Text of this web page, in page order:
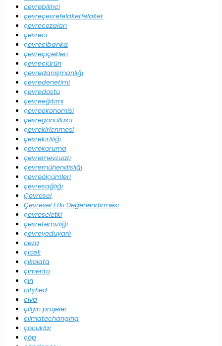
cevrebilinci
çevreçevrefelaketfelaket
çevrecezaları
çevreci
çevrecibanka
çevreçiçekleri
çevreciürün
çevredanışmanlığı
çevredenetimi
çevredostu
çevreeğitimi
çevreekonomisi
çevregönüllüsü
çevrekirlenmesi
çevrekirliliği
çevrekoruma
çevremevzuatı
çevremühendisliği
çevreölçümleri
çevresağlığı
Çevresel
Çevresel Etki Değerlendirmesi
çevreseletki
çevretemizliği
çevreyeduyarlı
ceza
çiçek
çikolata
çimento
çin
cityfied
civa
çılgın projeler
climatechanging
çocuklar
çöp